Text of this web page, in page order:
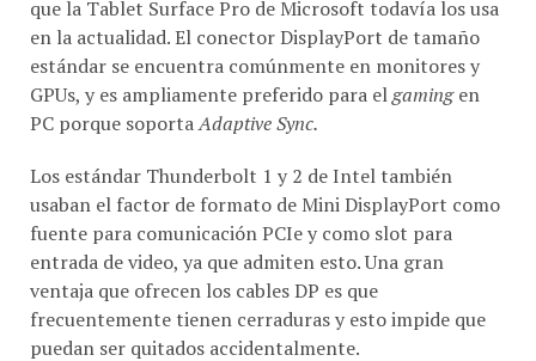
que la Tablet Surface Pro de Microsoft todavía los usa
en la actualidad. El conector DisplayPort de tamaño
estándar se encuentra comúnmente en monitores y
GPUs, y es ampliamente preferido para el gamingen
PC porque soporta Adaptive Sync.
Los estándar Thunderbolt 1 y 2 de Intel también
usaban el factor de formato de Mini DisplayPort como
fuente para comunicación PCIe y como slot para
entrada de video, ya que admiten esto. Una gran
ventaja que ofrecen los cables DP es que
frecuentemente tienen cerraduras y esto impide que
puedan ser quitados accidentalmente.